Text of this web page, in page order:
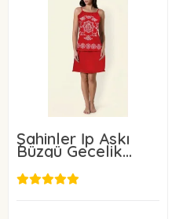
Şahinler İp Askı
Büzgü Gecelik
22224
30,00 USD